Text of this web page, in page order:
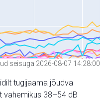
seisuga 2026-08-07 14:28:00
tugijaama jõudva
vahemikus 38–54 dB